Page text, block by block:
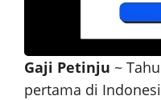
Gaji Petinju ~
pertama di